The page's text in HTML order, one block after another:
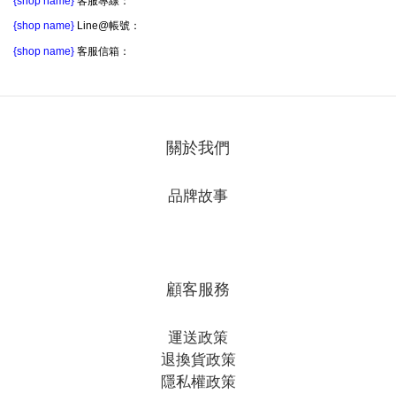
{shop name} Line@帳號：
{shop name} 客服信箱：
關於我們
品牌故事
顧客服務
運送政策
退換貨政策
隱私權政策